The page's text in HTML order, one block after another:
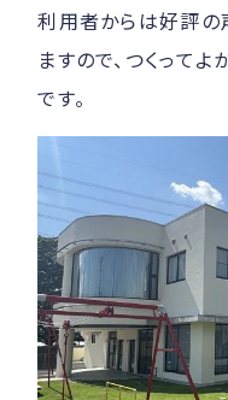
利用者からは好評の
ますので、つくって
です。